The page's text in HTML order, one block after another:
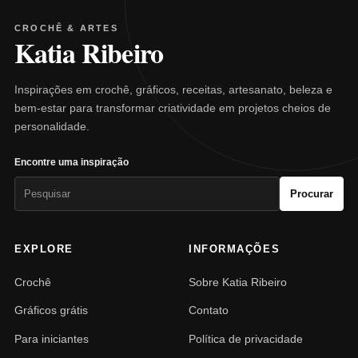
CROCHÊ & ARTES
Katia Ribeiro
Inspirações em crochê, gráficos, receitas, artesanato, beleza e
bem-estar para transformar criatividade em projetos cheios de
personalidade.
Encontre uma inspiração
Procurar
EXPLORE
Crochê
Gráficos grátis
Para iniciantes
INFORMAÇÕES
Sobre Katia Ribeiro
Contato
Política de privacidade